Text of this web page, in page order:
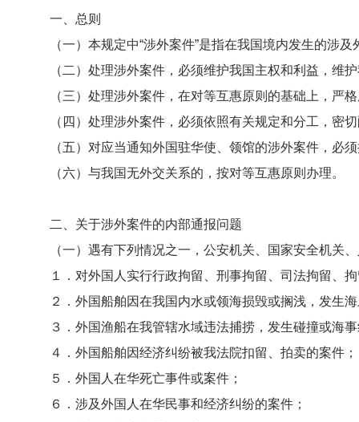
一、 总则
（一）本规定中“涉外案件”是指在我国境内发生的涉及
（二）处理涉外案件，必须维护我国主权和利益，维护
（三）处理涉外案件，在对等互惠原则的基础上，严格
（四）处理涉外案件，必须依照有关规定和分工，密切
（五）对应当通知外国驻华使、领馆的涉外案件，必须
（六）与我国无外交关系的，按对等互惠原则办理。
二、 关于涉外案件的内部通报问题
（一）遇有下列情况之一，公安机关、国家安全机关、
１．对外国人实行行政拘留、刑事拘留、司法拘留、拘
２．外国船舶因在我国内水或领海损毁或搁浅，发生海
３．外国渔船在我管辖水域违法捕捞，发生碰撞或海事
４．外国船舶因经济纠纷被我法院扣留、拍卖的案件；
５．外国人在华死亡事件或案件；
６．涉及外国人在华民事和经济纠纷的案件；